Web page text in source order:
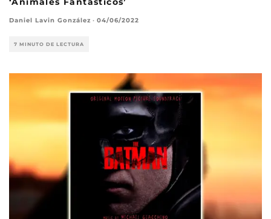
Daniel Lavin González · 04/06/2022
7 MINUTO DE LECTURA